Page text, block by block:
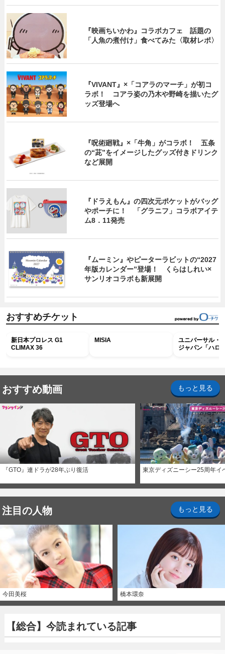
『映画ちいかわ』コラボカフェ 話題の
「人魚の煮付け」食べてみた〈取材レポ〉
『VIVANT』×「コアラのマーチ」が初コ
ラボ！ コアラ姿の乃木や野崎を描いたグ
ッズ登場へ
『呪術廻戦』×「牛角」がコラボ！ 五条
の“茈”をイメージしたグッズ付きドリンク
など展開
『ドラえもん』の四次元ポケットがバッグ
やポーチに！ 「グラニフ」コラボアイテ
ム8．11発売
『ムーミン』やピーターラビットの“2027
年版カレンダー”登場！ くらはしれい×
サンリオコラボも新展開
おすすめチケット
新日本プロレス G1
CLIMAX 36
MISIA
ユニバーサル・
ジャパン「ハロ
おすすめ動画 もっと見る
『GTO』連ドラが28年ぶり復活 東京ディズニーシー25周年イ
注目の人物 もっと見る
今田美桜 橋本環奈
【総合】今読まれている記事